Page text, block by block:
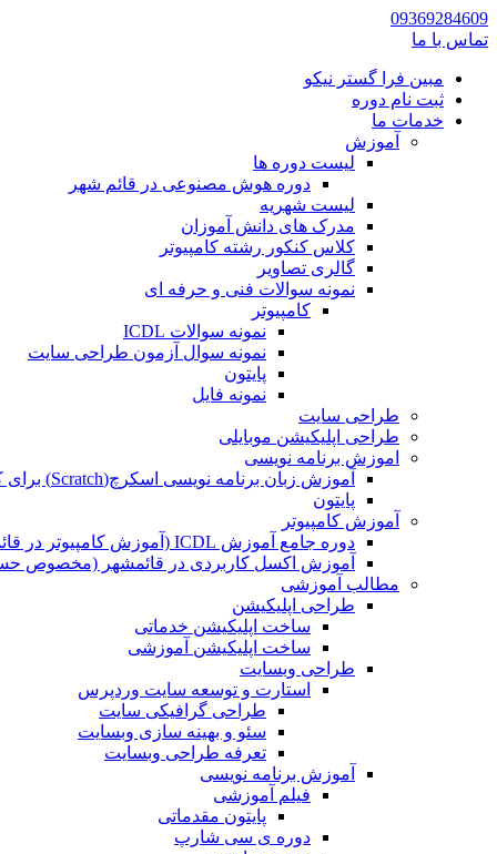
09369284609
تماس با ما
مبین فرا گستر نیکو
ثبت نام دوره
خدمات ما
آموزش
لیست دوره ها
دوره هوش مصنوعی در قائم شهر
لیست شهریه
مدرک های دانش آموزان
کلاس کنکور رشته کامپیوتر
گالری تصاویر
نمونه سوالات فنی و حرفه ای
کامپیوتر
نمونه سوالات ICDL
نمونه سوال آزمون طراحی سایت
پایتون
نمونه فایل
طراحی سایت
طراحی اپلیکیشن موبایلی
اموزش برنامه نویسی
آموزش زبان برنامه نویسی اسکرچ(Scratch) برای کودکان
پایتون
آموزش کامپیوتر
دوره جامع آموزش ICDL (آموزش کامپیوتر در قائمشهر)
آموزش اکسل کاربردی در قائمشهر (مخصوص
مطالب آموزشی
طراحی اپلیکیشن
ساخت اپلیکیشن خدماتی
ساخت اپلیکیشن آموزشی
طراحی وبسایت
استارت و توسعه سایت وردپرس
طراحی گرافیکی سایت
سئو و بهینه سازی وبسایت
تعرفه طراحی وبسایت
آموزش برنامه نویسی
فیلم آموزشی
پایتون مقدماتی
دوره ی سی شارپ